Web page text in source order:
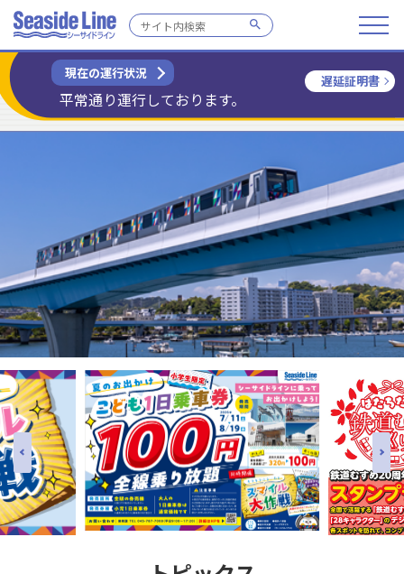
現在の運行状況
平常通り運行しております。
遅延証明書